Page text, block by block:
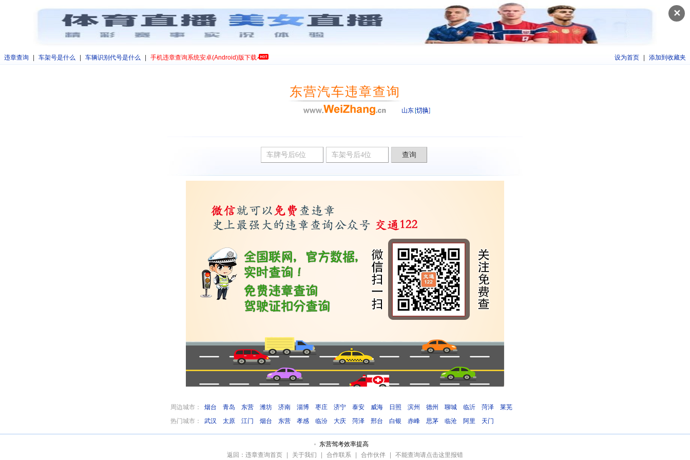
✕
设为首页 添加到收藏夹
违章查询 车架号是什么 车辆识别代号是什么 手机违章查询系统安卓(Android)版下载
东营汽车违章查询
违章查询网
山东
周边城市： 烟台 青岛 东营 潍坊 济南 淄博 枣庄 济宁 泰安 威海 日照 滨州 德州 聊城 临沂 菏泽
莱芜
热门城市：
武汉 太原 江门 烟台 东营 孝感 临汾 大庆 菏泽 邢台 白银 赤峰 思茅 临沧 阿里 天门
东营驾考效率提高
返回：违章查询首页
关于我们 合作联系 合作伙伴 不能查询请点击这里报错